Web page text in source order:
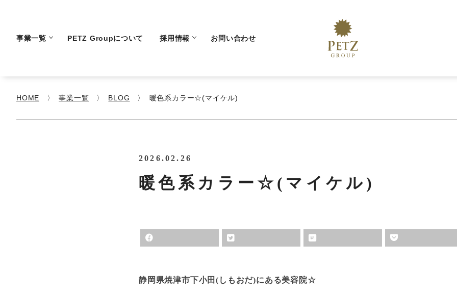
事業一覧 PETZ Groupについて 採用情報 お問い合わせ
HOME 事業一覧 BLOG 暖色系カラー☆(マイケル)
2026.02.26
暖色系カラー☆(マイケル)
静岡県焼津市下小田(しもおだ)にある美容院☆